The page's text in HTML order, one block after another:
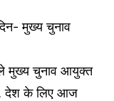
मुख्य चुनाव
मुख्य चुनाव आयुक्त
देश के लिए आज